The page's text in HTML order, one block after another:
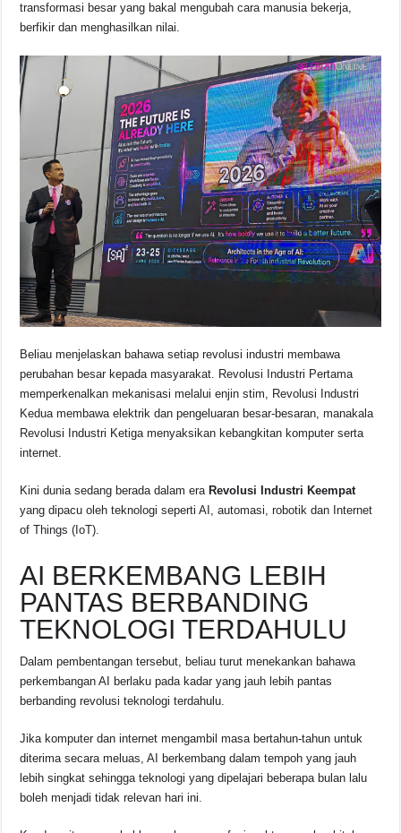
transformasi besar yang bakal mengubah cara manusia bekerja,
berfikir dan menghasilkan nilai.
Beliau menjelaskan bahawa setiap revolusi industri membawa
perubahan besar kepada masyarakat. Revolusi Industri Pertama
memperkenalkan mekanisasi melalui enjin stim, Revolusi Industri
Kedua membawa elektrik dan pengeluaran besar-besaran, manakala
Revolusi Industri Ketiga menyaksikan kebangkitan komputer serta
internet.
Kini dunia sedang berada dalam era Revolusi Industri Keempat
yang dipacu oleh teknologi seperti AI, automasi, robotik dan Internet
of Things (IoT).
AI BERKEMBANG LEBIH
PANTAS BERBANDING
TEKNOLOGI TERDAHULU
Dalam pembentangan tersebut, beliau turut menekankan bahawa
perkembangan AI berlaku pada kadar yang jauh lebih pantas
berbanding revolusi teknologi terdahulu.
Jika komputer dan internet mengambil masa bertahun-tahun untuk
diterima secara meluas, AI berkembang dalam tempoh yang jauh
lebih singkat sehingga teknologi yang dipelajari beberapa bulan lalu
boleh menjadi tidak relevan hari ini.